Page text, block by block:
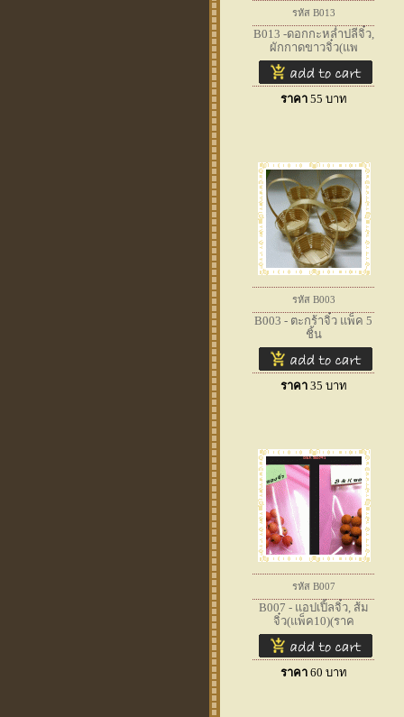
รหัส B013
B013 -ดอกกะหล่ำปลีจิ๋ว,
ผักกาดขาวจิ๋ว(แพ
ราคา 55 บาท
รหัส B003
B003 - ตะกร้าจิ๋ว แพ็ค 5
ชิ้น
ราคา 35 บาท
รหัส B007
B007 - แอปเปิ้ลจิ๋ว, ส้ม
จิ๋ว(แพ็ค10)(ราค
ราคา 60 บาท